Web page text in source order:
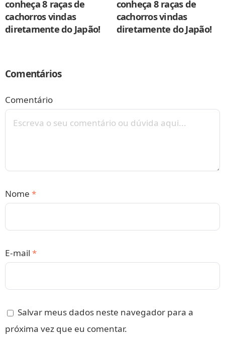
conheça 8 raças de
cachorros vindas
diretamente do Japão!
conheça 8 raças de
cachorros vindas
diretamente do Japão!
Comentários
Comentário
Nome *
E-mail *
Salvar meus dados neste navegador para a
próxima vez que eu comentar.